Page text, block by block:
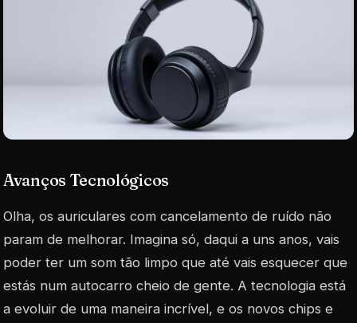
Avanços Tecnológicos
Olha, os auriculares com cancelamento de ruído não
param de melhorar. Imagina só, daqui a uns anos, vais
poder ter um som tão limpo que até vais esquecer que
estás num autocarro cheio de gente. A tecnologia está
a evoluir de uma maneira incrível, e os novos chips e